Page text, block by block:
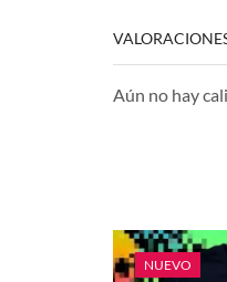
Aún no hay
NUEVO